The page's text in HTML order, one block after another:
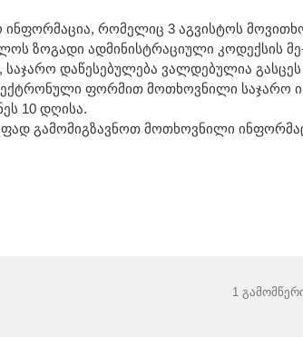
ინფორმაცია, რომელიც 3 აგვისტოს
ზოგადი ადმინისტრაციული კოდექსის
დაწესებულება ვალდებულია
ფორმით მოთხოვნილი საჯარო
10 დღისა.
გამომიგზავნოთ მოთხოვნილი
1